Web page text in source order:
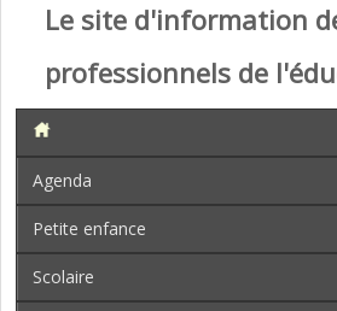
Le site d'information
professionnels de
Agenda
Petite enfance
Scolaire